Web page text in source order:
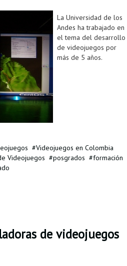
La Universidad de los
Andes ha trabajado en
el tema del desarrollo
de videojuegos por
más de 5 años.
Videojuegos en Colombia
Videojuegos
posgrados
formación
de videojuegos